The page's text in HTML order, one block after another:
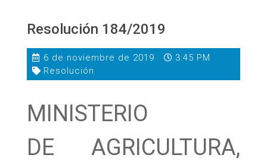
Resolución 184/2019
6 de noviembre de 2019
3:45 PM
Resolución
MINISTERIO
DE AGRICULTURA,